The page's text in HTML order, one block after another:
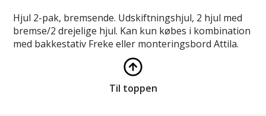
Hjul 2-pak, bremsende. Udskiftningshjul, 2 hjul med
bremse/2 drejelige hjul. Kan kun købes i kombination
med bakkestativ Freke eller monteringsbord Attila.
Til toppen